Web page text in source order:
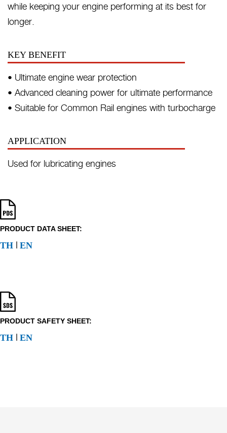
while keeping your engine performing at its best for
longer.
KEY BENEFIT
• Ultimate engine wear protection​
• Advanced cleaning power for ultimate performance ​
• Suitable for Common Rail engines with turbocharge
APPLICATION
Used for lubricating engines
PRODUCT DATA SHEET:
TH l EN
PRODUCT SAFETY SHEET:
TH l EN